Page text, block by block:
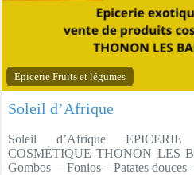
Epicerie Fruits et légumes
Soleil d’Afrique
Soleil d’Afrique
COSMÉTIQUE THONON LES
Gombos – Fonios – Patates douces